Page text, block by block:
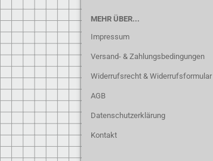
MEHR ÜBER...
Impressum
Versand- & Zahlungsbedingungen
Widerrufsrecht & Widerrufsformular
AGB
Datenschutzerklärung
Kontakt